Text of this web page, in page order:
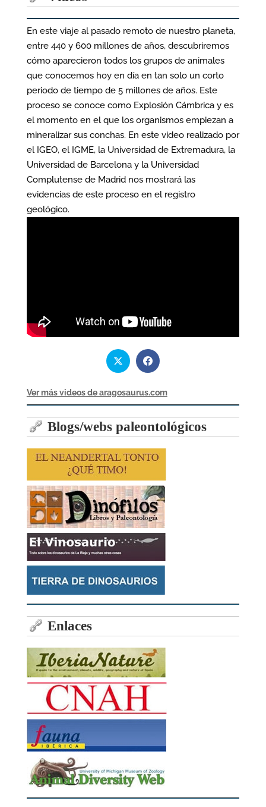
En este viaje al pasado remoto de nuestro planeta,
entre 440 y 600 millones de años, descubriremos
cómo aparecieron todos los grupos de animales
que conocemos hoy en día en tan solo un corto
periodo de tiempo de 5 millones de años. Este
proceso se conoce como Explosión Cámbrica y es
el momento en el que los organismos empiezan a
mineralizar sus conchas. En este video realizado por
el IGEO, el IGME, la Universidad de Extremadura, la
Universidad de Barcelona y la Universidad
Complutense de Madrid nos mostrará las
evidencias de este proceso en el registro
geológico.
Ver más videos de aragosaurus.com
Blogs/webs paleontológicos
Enlaces